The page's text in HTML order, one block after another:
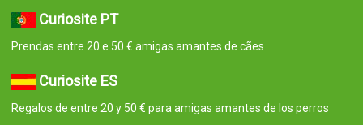
Curiosite PT
Prendas entre 20 e 50 € amigas amantes de cães
Curiosite ES
Regalos de entre 20 y 50 € para amigas amantes de los perros